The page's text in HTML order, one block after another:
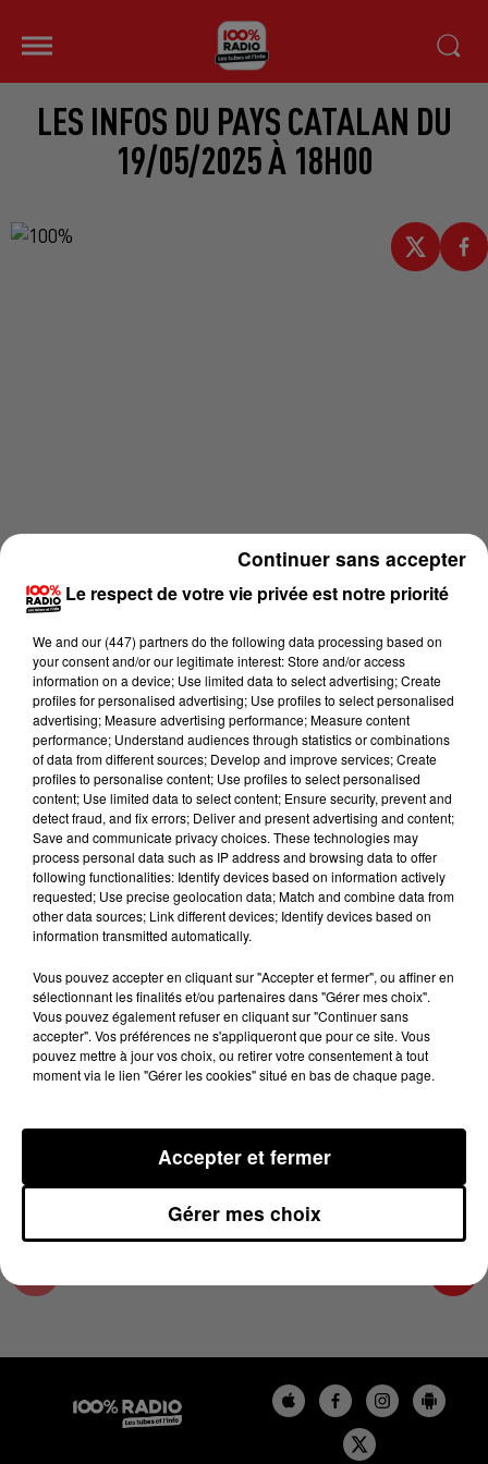
LES INFOS DU PAYS CATALAN DU
19/05/2025 À 18H00
Lecture (3 min 57 sec)
100%
100% Radio les infos du Pays Catalan
19 mai 2025 - 3 min 57 sec
LES INFOS DU PAYS CATALAN DU 19/05/2025
À 18H00
Podcasts infos du Pays Catalan
Le respect de votre vie privée est notre priorité
We and our (447) partnersdo the following data processing based on
your consent and/or our legitimate interest: Store and/or access
information on a device; Use limited data to select advertising; Create
profiles for personalised advertising; Use profiles to select personalised
advertising; Measure advertising performance; Measure content
performance; Understand audiences through statistics or combinations
of data from different sources; Develop and improve services; Create
profiles to personalise content; Use profiles to select personalised
content; Use limited data to select content; Ensure security, prevent and
detect fraud, and fix errors; Deliver and present advertising and content;
Save and communicate privacy choices. These technologies may
process personal data such as IP address and browsing data to offer
following functionalities: Identify devices based on information actively
requested; Use precise geolocation data; Match and combine data from
other data sources; Link different devices; Identify devices based on
information transmitted automatically.
Vous pouvez accepter en cliquant sur "Accepter et fermer", ou affiner en
sélectionnant les finalités et/ou partenaires dans "Gérer mes choix".
Vous pouvez également refuser en cliquant sur "Continuer sans
accepter". Vos préférences ne s'appliqueront que pour ce site. Vous
pouvez mettre à jour vos choix, ou retirer votre consentement à tout
moment via le lien "Gérer les cookies" situé en bas de chaque page.
Gérer mes choix
Accepter et fermer
Continuer sans accepter